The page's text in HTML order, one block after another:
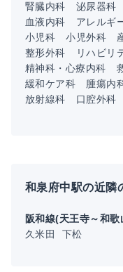
腎臓内科
泌尿器科
血液内科
アレルギ
小児科
小児外科
整形外科
リハビリ
精神科・心療内科
緩和ケア科
腫瘍内
放射線科
口腔外科
和泉府中駅の近隣
阪和線(天王寺～和歌
久米田
下松